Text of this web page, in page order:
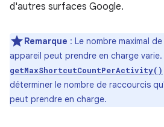
d'autres surfaces Google.
Remarque : Le nombre maximal
appareil peut prendre en charge varie.
getMaxShortcutCountPerActivity()
déterminer le nombre de raccourcis
peut prendre en charge.